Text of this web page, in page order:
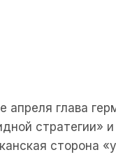
апреля глава
стратегии»
сторона